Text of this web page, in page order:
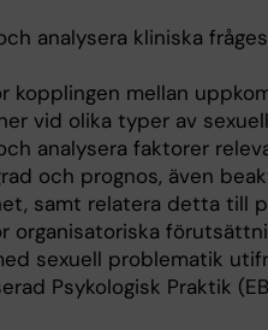
analysera kliniska
kopplingen mellan
vid olika typer av
analysera faktorer
och prognos, även
samt relatera detta till
organisatoriska
sexuell problematik
Psykologisk Praktik